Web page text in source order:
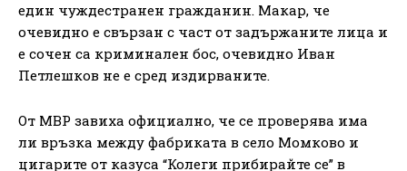
един чуждестранен гражданин. Макар, че
очевидно е свързан с част от задържаните лица и
е сочен са криминален бос, очевидно Иван
Петлешков не е сред издирваните.
От МВР завиха официално, че се проверява има
ли връзка между фабриката в село Момково и
цигарите от казуса “Колеги прибирайте се” в